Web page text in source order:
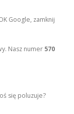
Google, zamknij
Nasz numer 570
się poluzuje?